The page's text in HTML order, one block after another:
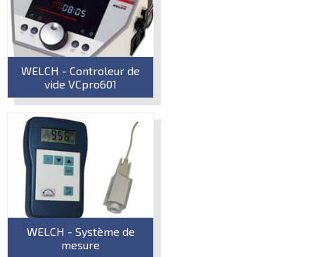
WELCH - Controleur de
vide VCpro601
WELCH - Système de
mesure